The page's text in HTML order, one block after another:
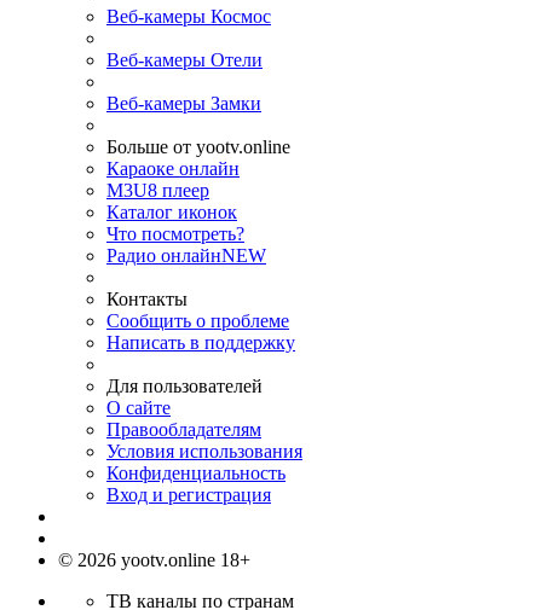
Веб-камеры Космос
Веб-камеры Отели
Веб-камеры Замки
Больше от yootv.online
Караоке онлайн
M3U8 плеер
Каталог иконок
Что посмотреть?
Радио онлайнNEW
Контакты
Сообщить о проблеме
Написать в поддержку
Для пользователей
О сайте
Правообладателям
Условия использования
Конфиденциальность
Вход и регистрация
© 2026 yootv.online 18+
ТВ каналы по странам